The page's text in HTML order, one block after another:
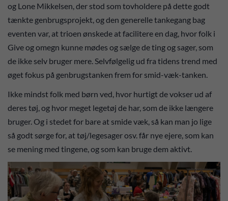
og Lone Mikkelsen, der stod som tovholdere på dette godt
tænkte genbrugsprojekt, og den generelle tankegang bag
eventen var, at trioen ønskede at facilitere en dag, hvor folk i
Give og omegn kunne mødes og sælge de ting og sager, som
de ikke selv bruger mere. Selvfølgelig ud fra tidens trend med
øget fokus på genbrugstanken frem for smid-væk-tanken.
Ikke mindst folk med børn ved, hvor hurtigt de vokser ud af
deres tøj, og hvor meget legetøj de har, som de ikke længere
bruger. Og i stedet for bare at smide væk, så kan man jo lige
så godt sørge for, at tøj/legesager osv. får nye ejere, som kan
se mening med tingene, og som kan bruge dem aktivt.